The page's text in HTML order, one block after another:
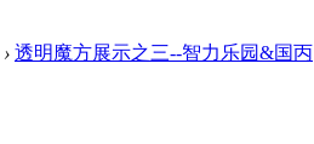
› 透明魔方展示之三--智力乐园&国丙